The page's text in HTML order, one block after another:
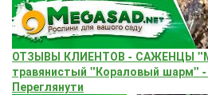
ОТЗЫВЫ КЛИЕНТОВ - САЖЕНЦЫ
травянистый "Кораловый шарм" -
Переглянути